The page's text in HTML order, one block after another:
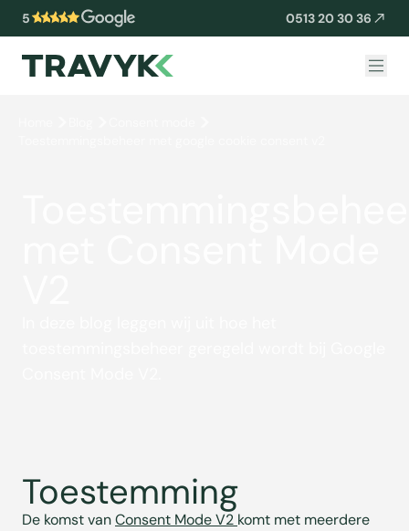
5 0513 20 30 36
Toestemming
De komst vanConsent Mode V2 komt met meerdere